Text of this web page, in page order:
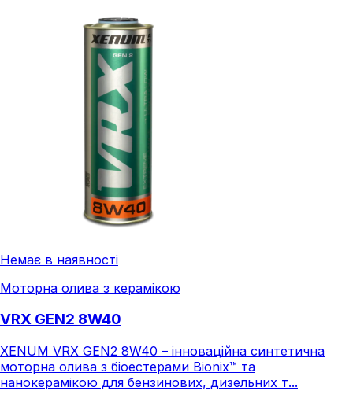
Немає в наявності
Моторна олива з керамікою
VRX GEN2 8W40
XENUM VRX GEN2 8W40 – інноваційна синтетична
моторна олива з біоестерами Bionix™ та
нанокерамікою для бензинових, дизельних т...